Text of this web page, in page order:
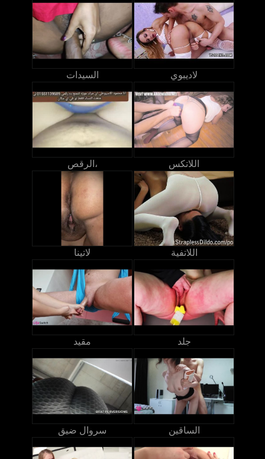
السيدات لاديبوي
الرقص، اللاتكس
لاتينا اللاتفية
مقيد جلد
سروال ضيق الساقين